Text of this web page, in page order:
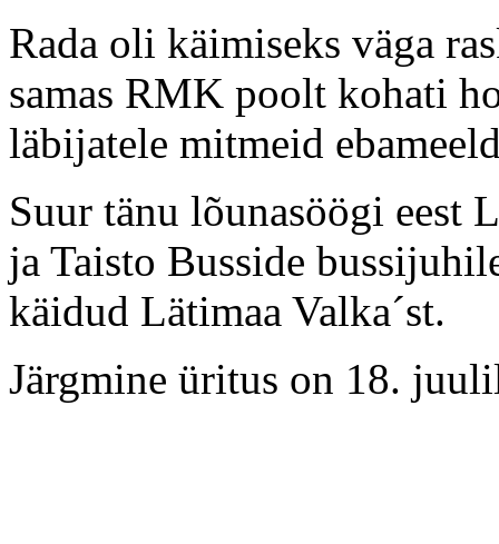
Rada oli käimiseks väga
samas RMK poolt kohati
läbijatele mitmeid
Suur tänu lõunasöögi eest
ja Taisto Busside
käidud Lätimaa Valka´st.
Järgmine üritus on 18.